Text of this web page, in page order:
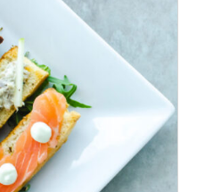
/ DÉTAILS